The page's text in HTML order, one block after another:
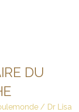
DU
/ Dr Lisa